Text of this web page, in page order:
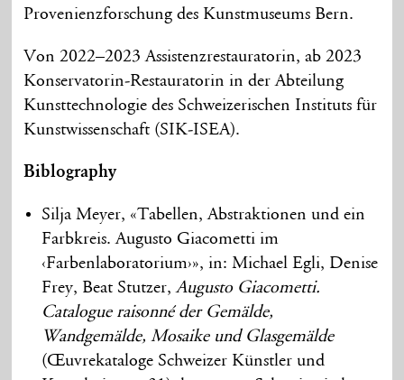
Provenienzforschung des Kunstmuseums Bern.
Von 2022–2023 Assistenzrestauratorin, ab 2023
Konservatorin-Restauratorin in der Abteilung
Kunsttechnologie des Schweizerischen Instituts für
Kunstwissenschaft (SIK-ISEA).
Biblography
Silja Meyer, «Tabellen, Abstraktionen und ein
Farbkreis. Augusto Giacometti im
‹Farbenlaboratorium›», in: Michael Egli, Denise
Frey, Beat Stutzer,Augusto Giacometti.
Catalogue raisonné der Gemälde,
Wandgemälde, Mosaike und Glasgemälde
(Œuvrekataloge Schweizer Künstler und